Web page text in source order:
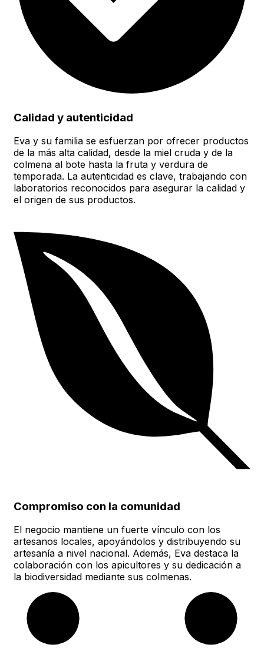
Calidad y autenticidad
Eva y su familia se esfuerzan por ofrecer productos
de la más alta calidad, desde la miel cruda y de la
colmena al bote hasta la fruta y verdura de
temporada. La autenticidad es clave, trabajando con
laboratorios reconocidos para asegurar la calidad y
el origen de sus productos.
Compromiso con la comunidad
El negocio mantiene un fuerte vínculo con los
artesanos locales, apoyándolos y distribuyendo su
artesanía a nivel nacional. Además, Eva destaca la
colaboración con los apicultores y su dedicación a
la biodiversidad mediante sus colmenas.